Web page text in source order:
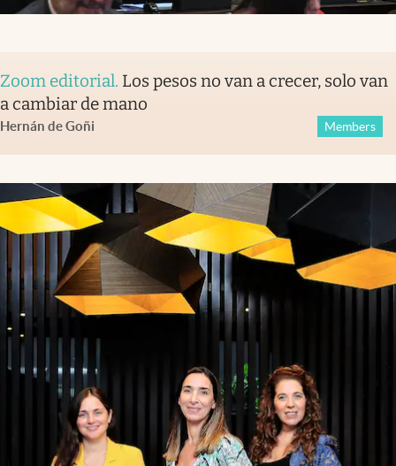
Zoom editorial. Los pesos no van a crecer, solo van
a cambiar de mano
Hernán de Goñi Members